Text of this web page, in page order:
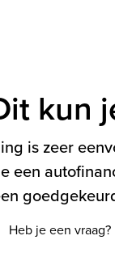
kun
is zeer
een
Heb je een vraag?